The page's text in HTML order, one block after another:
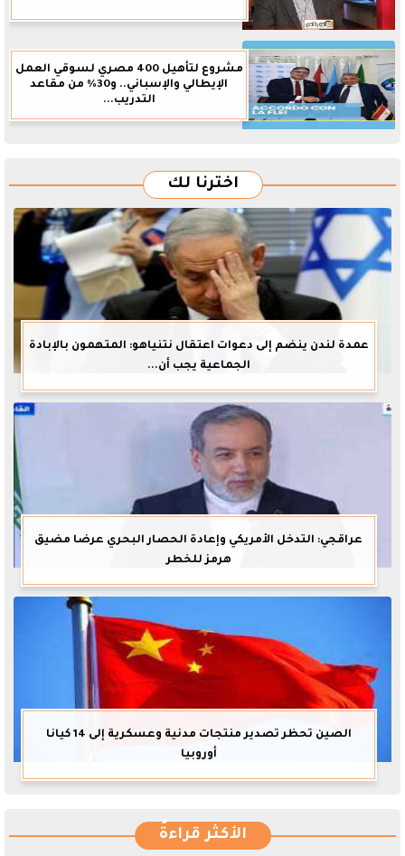
مشروع لتأهيل 400 مصري لسوقي العمل
الإيطالي والإسباني.. و30% من مقاعد
التدريب...
اخترنا لك
عمدة لندن ينضم إلى دعوات اعتقال نتنياهو: المتهمون بالإبادة
الجماعية يجب أن...
عراقجي: التدخل الأمريكي وإعادة الحصار البحري عرضا مضيق
هرمز للخطر
الصين تحظر تصدير منتجات مدنية وعسكرية إلى 14 كيانا
أوروبيا
الأكثر قراءةً